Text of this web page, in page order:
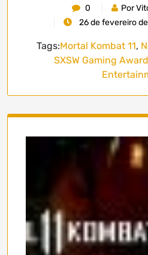
0
Por
26 de fevereiro
Tags:Mortal Kombat 11,
SXSW Gaming